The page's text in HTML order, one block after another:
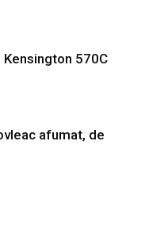
Kensington 570C
afumat, de